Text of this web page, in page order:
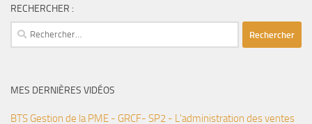
RECHERCHER :
Rechercher :
MES DERNIÈRES VIDÉOS
BTS Gestion de la PME - GRCF- SP2 - L'administration des ventes